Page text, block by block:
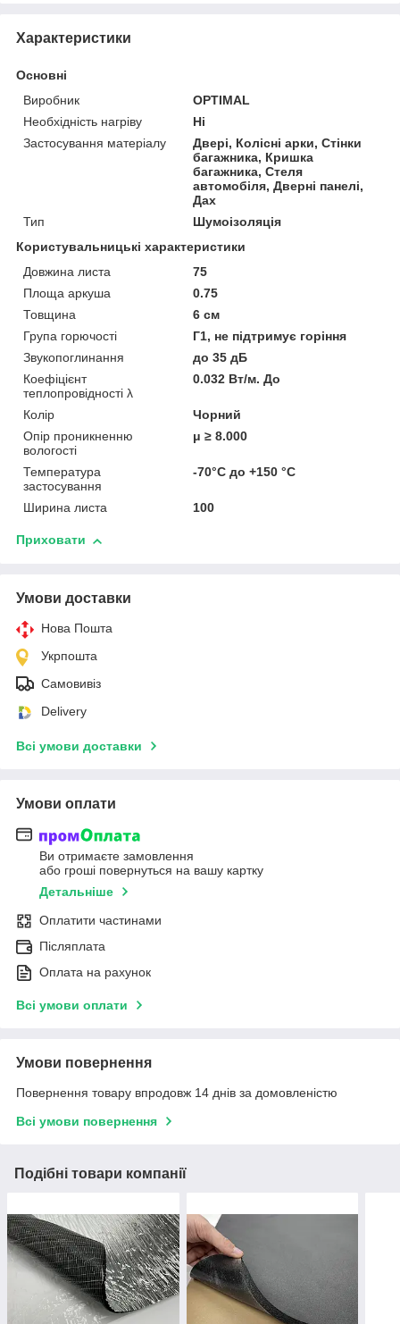
Характеристики
Основні
Виробник
OPTIMAL
Необхідність нагріву
Ні
Застосування матеріалу
Двері, Колісні арки, Стінки
багажника, Кришка
багажника, Стеля
автомобіля, Дверні панелі,
Дах
Тип
Шумоізоляція
Користувальницькі характеристики
Довжина листа
75
Площа аркуша
0.75
Товщина
6 см
Група горючості
Г1, не підтримує горіння
Звукопоглинання
до 35 дБ
Коефіцієнт
теплопровідності λ
0.032 Вт/м. До
Колір
Чорний
Опір проникненню
вологості
μ ≥ 8.000
Температура
застосування
-70°C до +150 °C
Ширина листа 100
Приховати
Умови доставки
Нова Пошта
Укрпошта
Самовивіз
Delivery
Всі умови доставки
Умови оплати
Ви отримаєте замовлення
або гроші повернуться на вашу картку
Детальніше
Оплатити частинами
Післяплата
Оплата на рахунок
Всі умови оплати
Умови повернення
Повернення товару впродовж 14 днів за домовленістю
Всі умови повернення
Подібні товари компанії